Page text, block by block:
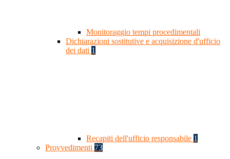
Monitoraggio tempi procedimentali
Dichiarazioni sostitutive e acquisizione d'ufficio
dei dati 1
Recapiti dell'ufficio responsabile 1
Provvedimenti 73